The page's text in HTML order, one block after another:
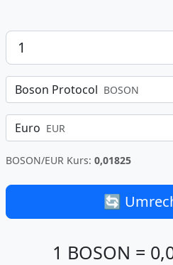
Betrag
Boson Protocol BOSON
Euro EUR
BOSON/EUR Kurs: 0,01825
🔄
1 BOSON =